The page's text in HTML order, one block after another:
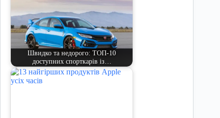
Швидко та недорого: ТОП-10
доступних спорткарів із…